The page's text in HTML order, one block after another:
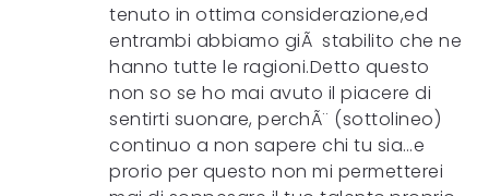
tenuto in ottima considerazione,ed
entrambi abbiamo giÃ stabilito che ne
hanno tutte le ragioni.Detto questo
non so se ho mai avuto il piacere di
sentirti suonare, perchÃ¨ (sottolineo)
continuo a non sapere chi tu sia…e
prorio per questo non mi permetterei